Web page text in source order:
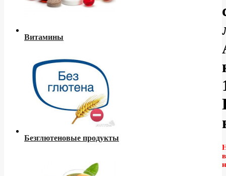
Витамины
Безглютеновые продукты
в